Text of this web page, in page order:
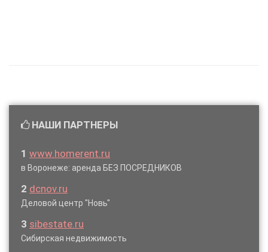
НАШИ ПАРТНЕРЫ
1 www.homerent.ru
в Воронеже: аренда БЕЗ ПОСРЕДНИКОВ
2 dcnov.ru
Деловой центр "Новь"
3 sibestate.ru
Сибирская недвижимость